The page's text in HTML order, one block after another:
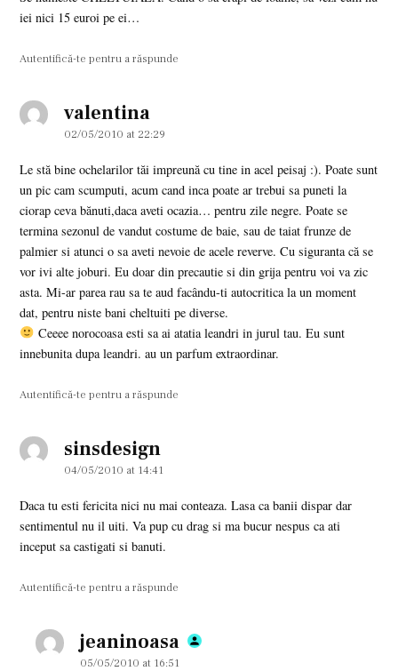
iei nici 15 euroi pe ei…
Autentifică-te pentru a răspunde
valentina
02/05/2010 at 22:29
Le stă bine ochelarilor tăi impreună cu tine in acel peisaj :). Poate sunt
un pic cam scumputi, acum cand inca poate ar trebui sa puneti la
ciorap ceva bănuti,daca aveti ocazia… pentru zile negre. Poate se
termina sezonul de vandut costume de baie, sau de taiat frunze de
palmier si atunci o sa aveti nevoie de acele reverve. Cu siguranta că se
vor ivi alte joburi. Eu doar din precautie si din grija pentru voi va zic
asta. Mi-ar parea rau sa te aud facându-ti autocritica la un moment
dat, pentru niste bani cheltuiti pe diverse.
Ceeee norocoasa esti sa ai atatia leandri in jurul tau. Eu sunt
innebunita dupa leandri. au un parfum extraordinar.
Autentifică-te pentru a răspunde
sinsdesign
04/05/2010 at 14:41
Daca tu esti fericita nici nu mai conteaza. Lasa ca banii dispar dar
sentimentul nu il uiti. Va pup cu drag si ma bucur nespus ca ati
inceput sa castigati si banuti.
Autentifică-te pentru a răspunde
jeaninoasa says:
05/05/2010 at 16:51